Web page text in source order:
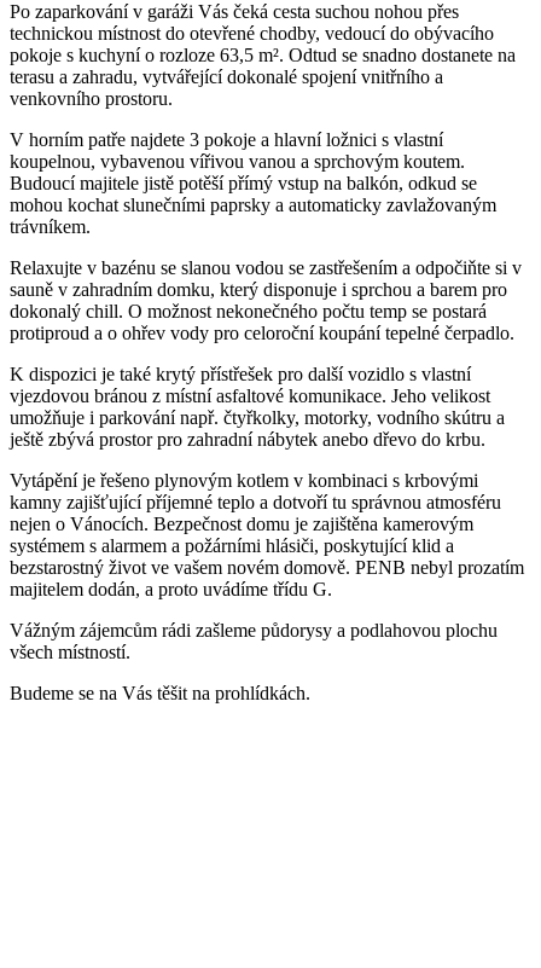
Po zaparkování v garáži Vás čeká cesta suchou nohou přes
technickou místnost do otevřené chodby, vedoucí do obývacího
pokoje s kuchyní o rozloze 63,5 m². Odtud se snadno dostanete na
terasu a zahradu, vytvářející dokonalé spojení vnitřního a
venkovního prostoru.
V horním patře najdete 3 pokoje a hlavní ložnici s vlastní
koupelnou, vybavenou vířivou vanou a sprchovým koutem.
Budoucí majitele jistě potěší přímý vstup na balkón, odkud se
mohou kochat slunečními paprsky a automaticky zavlažovaným
trávníkem.
Relaxujte v bazénu se slanou vodou se zastřešením a odpočiňte si v
sauně v zahradním domku, který disponuje i sprchou a barem pro
dokonalý chill. O možnost nekonečného počtu temp se postará
protiproud a o ohřev vody pro celoroční koupání tepelné čerpadlo.
K dispozici je také krytý přístřešek pro další vozidlo s vlastní
vjezdovou bránou z místní asfaltové komunikace. Jeho velikost
umožňuje i parkování např. čtyřkolky, motorky, vodního skútru a
ještě zbývá prostor pro zahradní nábytek anebo dřevo do krbu.
Vytápění je řešeno plynovým kotlem v kombinaci s krbovými
kamny zajišťující příjemné teplo a dotvoří tu správnou atmosféru
nejen o Vánocích. Bezpečnost domu je zajištěna kamerovým
systémem s alarmem a požárními hlásiči, poskytující klid a
bezstarostný život ve vašem novém domově. PENB nebyl prozatím
majitelem dodán, a proto uvádíme třídu G.
Vážným zájemcům rádi zašleme půdorysy a podlahovou plochu
všech místností.
Budeme se na Vás těšit na prohlídkách.